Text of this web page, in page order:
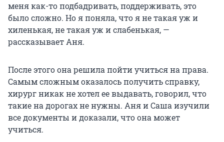
меня как-то подбадривать, поддерживать, это
было сложно. Но я поняла, что я не такая уж и
хиленькая, не такая уж и слабенькая, —
рассказывает Аня.
После этого она решила пойти учиться на права.
Самым сложным оказалось получить справку,
хирург никак не хотел ее выдавать, говорил, что
такие на дорогах не нужны. Аня и Саша изучили
все документы и доказали, что она может
учиться.